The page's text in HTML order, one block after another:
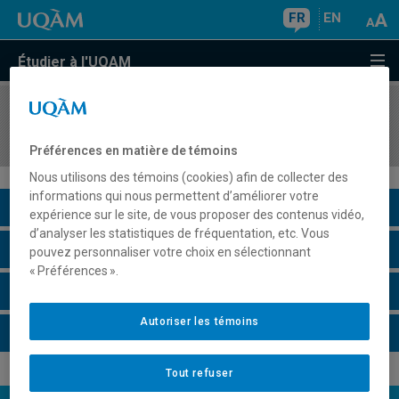
FR EN
Étudier à l'UQAM
COURS//
Description du cours
Horaire - Été 2026
Préférences en matière de témoins
Nous utilisons des témoins (cookies) afin de collecter des
informations qui nous permettent d’améliorer votre
expérience sur le site, de vous proposer des contenus vidéo,
d’analyser les statistiques de fréquentation, etc. Vous
pouvez personnaliser votre choix en sélectionnant
« Préférences ».
Tout refuser
Autoriser les témoins